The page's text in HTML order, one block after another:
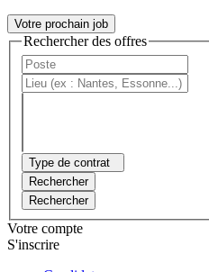
Votre prochain job
Rechercher des offres
Type de contrat
Rechercher
Rechercher
Votre compte
S'inscrire